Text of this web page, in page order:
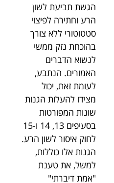
הגשת תביעת לשון
הרע וחתירה לפיצוי
סטטוטורי ללא צורך
בהוכחת נזק ממשי
לנשוא הדברים
האמורים. הנתבע,
לעומת זאת, יכול
מצידו להעלות הגנות
שונות המפורטות
בסעיפים 13, 14 ו-15
לחוק איסור לשון הרע.
הגנות אלו כוללות,
למשל, את טענת
"אמת דיברתי"